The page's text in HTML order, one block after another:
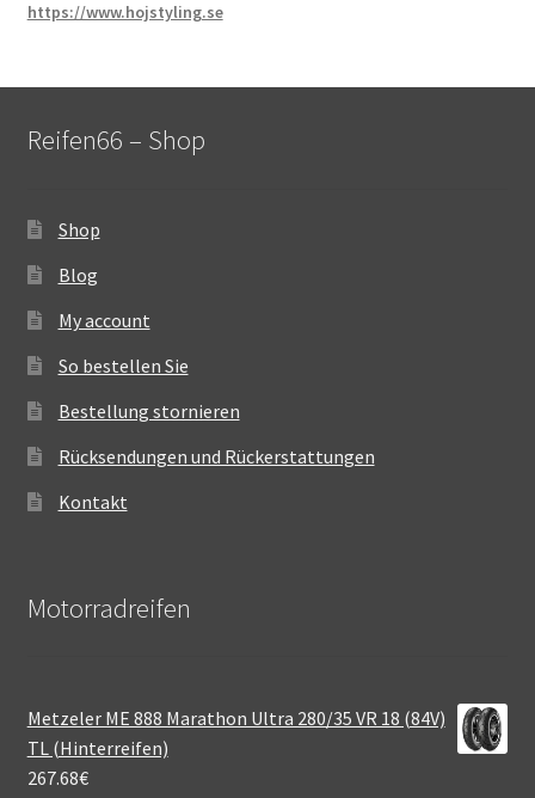
https://www.hojstyling.se
Reifen66 – Shop
Shop
Blog
My account
So bestellen Sie
Bestellung stornieren
Rücksendungen und Rückerstattungen
Kontakt
Motorradreifen
Metzeler ME 888 Marathon Ultra 280/35 VR 18 (84V)
TL (Hinterreifen)
267.68€